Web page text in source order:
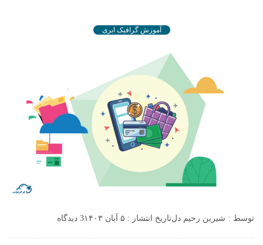
آموزش گرافیک ابری
توسط : شیرین رحیم دلتاریخ انتشار : ۵ آبان ۱۴۰۳ 3 دیدگاه